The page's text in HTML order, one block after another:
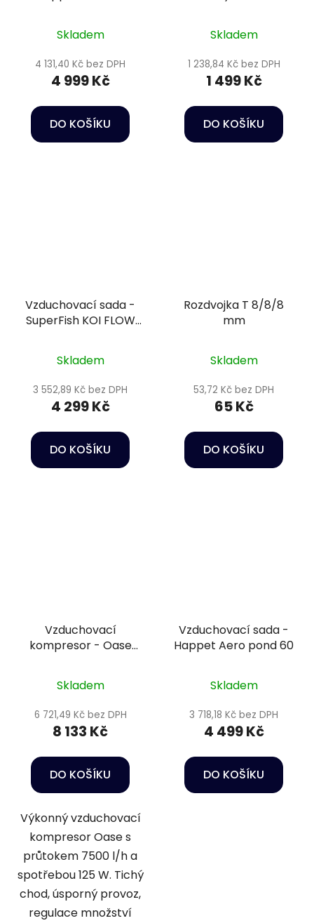
Skladem
4 131,40 Kč bez DPH
4 999 Kč
DO KOŠÍKU
Skladem
1 238,84 Kč bez DPH
1 499 Kč
DO KOŠÍKU
Vzduchovací sada -
SuperFish KOI FLOW
Skladem
3 552,89 Kč bez DPH
4 299 Kč
DO KOŠÍKU
Rozdvojka T 8/8/8
mm
Skladem
53,72 Kč bez DPH
65 Kč
DO KOŠÍKU
Vzduchovací
kompresor - Oase
Skladem
6 721,49 Kč bez DPH
8 133 Kč
DO KOŠÍKU
Výkonný vzduchovací
kompresor Oase s
průtokem 7500 l/h a
spotřebou 125 W. Tichý
chod, úsporný provoz,
regulace množství
Vzduchovací sada -
Happet Aero pond 60
Skladem
3 718,18 Kč bez DPH
4 499 Kč
DO KOŠÍKU